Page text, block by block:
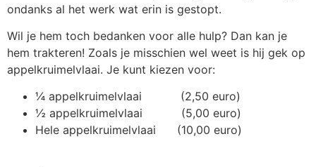
ondanks al het werk wat erin is gestopt.
Wil je hem toch bedanken voor alle hulp? Dan kan je
hem trakteren! Zoals je misschien wel weet is hij gek op
appelkruimelvlaai. Je kunt kiezen voor:
¼ appelkruimelvlaai (2,50 euro)
½ appelkruimelvlaai (5,00 euro)
Hele appelkruimelvlaai (10,00 euro)